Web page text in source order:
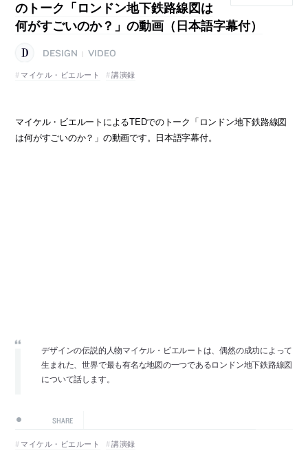
のトーク「ロンドン地下鉄路線図は
何がすごいのか？」の動画（日本語字幕付）
DESIGN
VIDEO
マイケル・ビエルート
講演録
マイケル・ビエルートによるTEDでのトーク「ロンドン地下鉄路線図
は何がすごいのか？」の動画です。日本語字幕付。
デザインの伝説的人物マイケル・ビエルートは、偶然の成功によって
生まれた、世界で最も有名な地図の一つであるロンドン地下鉄路線図
について話します。
SHARE
マイケル・ビエルート 講演録